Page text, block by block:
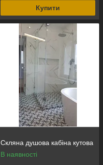
Купити
Скляна душова кабіна кутова
В наявності